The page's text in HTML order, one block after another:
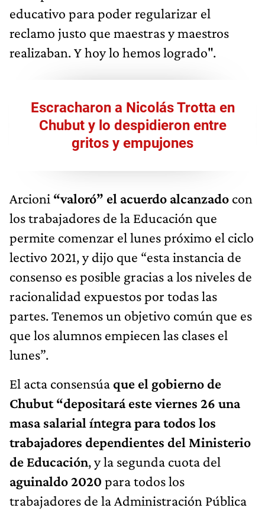
educativo para poder regularizar el
reclamo justo que maestras y maestros
realizaban. Y hoy lo hemos logrado".
Escracharon a Nicolás Trotta en
Chubut y lo despidieron entre
gritos y empujones
Arcioni “valoró” el acuerdo alcanzado con
los trabajadores de la Educación que
permite comenzar el lunes próximo el ciclo
lectivo 2021, y dijo que “esta instancia de
consenso es posible gracias a los niveles de
racionalidad expuestos por todas las
partes. Tenemos un objetivo común que es
que los alumnos empiecen las clases el
lunes”.
El acta consensúa que el gobierno de
Chubut “depositará este viernes 26 una
masa salarial íntegra para todos los
trabajadores dependientes del Ministerio
de Educación, y la segunda cuota del
aguinaldo 2020 para todos los
trabajadores de la Administración Pública